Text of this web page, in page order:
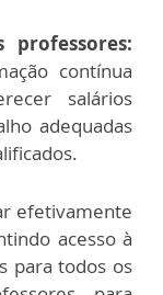
professores:
contínua
salários
adequadas
efetivamente
acesso à
para todos os